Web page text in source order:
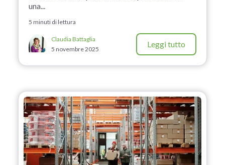
una...
5 minuti di lettura
Claudia Battaglia
5 novembre 2025
Leggi tutto